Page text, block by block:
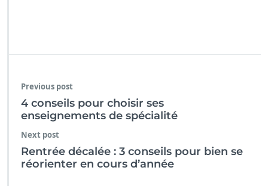
Previous post
4 conseils pour choisir ses
enseignements de spécialité
Next post
Rentrée décalée : 3 conseils pour bien se
réorienter en cours d’année